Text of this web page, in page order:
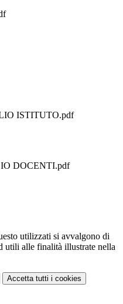
ISTITUTO.pdf
DOCENTI.pdf
utilizzati si avvalgono di
utili alle finalità illustrate nella
Accetta tutti i cookies